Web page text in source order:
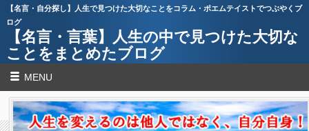
【名言・自分探し】人生で見つけた大切なことをコラム・ポエムテイストでつぶやくブ
ログ
【名言・言葉】人生の中で見つけた大切な
ことをまとめたブログ
MENU